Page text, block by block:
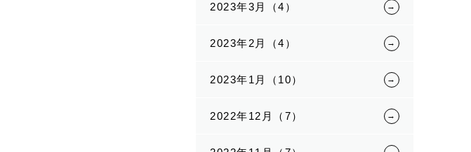
2023年3月（4）
2023年2月（4）
2023年1月（10）
2022年12月（7）